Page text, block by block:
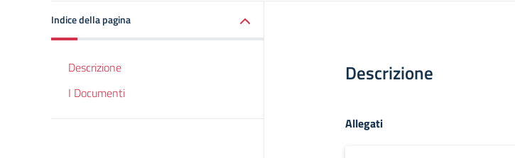
Indice della pagina
Descrizione
I Documenti
Descrizione
Allegati